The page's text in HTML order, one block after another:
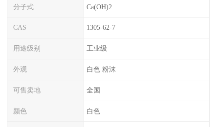
分子式 Ca(OH)2
CAS 1305-62-7
用途级别 工业级
外观 白色 粉沫
可售卖地 全国
颜色 白色